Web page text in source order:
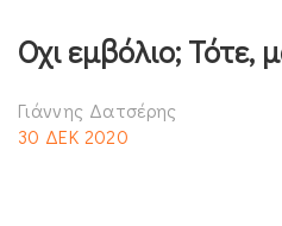
Οχι εμβόλιο; Τότε,
Γιάννης Δατσέρης
30 ΔΕΚ 2020